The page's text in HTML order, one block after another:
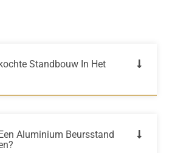
Standbouw In Het
Aluminium Beursstand